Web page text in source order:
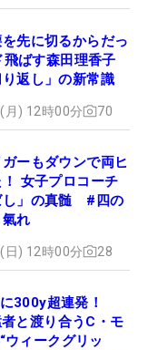
先に切るからだっ
ばす森田理香子
返し」の新常識
月) 12時00分 70
ーもダウンで両ヒ
女子プロコーチ
し」の真髄 #四の
れ
日) 12時00分 28
300y超連発！
と渡り合うC・モ
ウィークグリッ